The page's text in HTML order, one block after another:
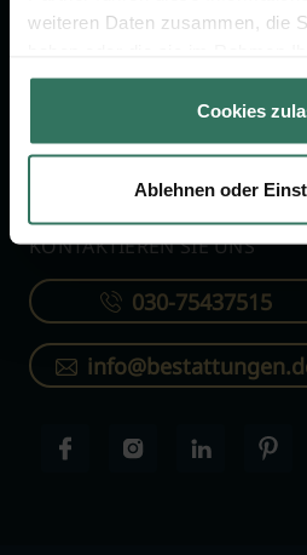
weiteren Daten zusammen, die
gesammelt haben.
Cookies
Ablehnen oder
Verzeichnis
KONTAKTIEREN SIE UNS
030-75437515